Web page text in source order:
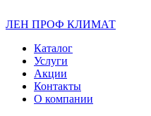
ЛЕН ПРОФ КЛИМАТ
Каталог
Услуги
Акции
Контакты
О компании